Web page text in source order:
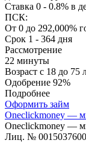
Ставка 0 - 0.8% в
ПСК:
От 0 до 292,000%
Срок 1 - 364 дня
Рассмотрение
22 минуты
Возраст с 18 до 75
Одобрение 92%
Подробнее
Оформить займ
Oneclickmoney —
Oneclickmoney —
Лиц. №